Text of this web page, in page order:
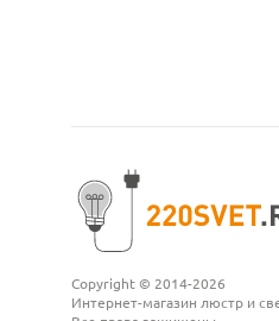
Copyright © 2014-2026
Интернет-магазин люстр и